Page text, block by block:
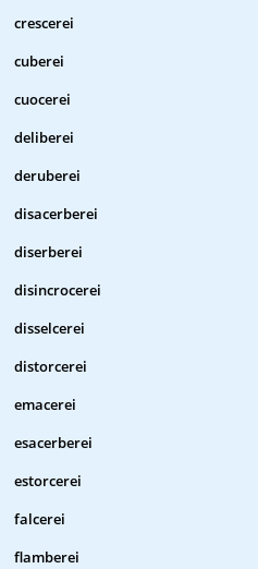
crescerei
cuberei
cuocerei
deliberei
deruberei
disacerberei
diserberei
disincrocerei
disselcerei
distorcerei
emacerei
esacerberei
estorcerei
falcerei
flamberei